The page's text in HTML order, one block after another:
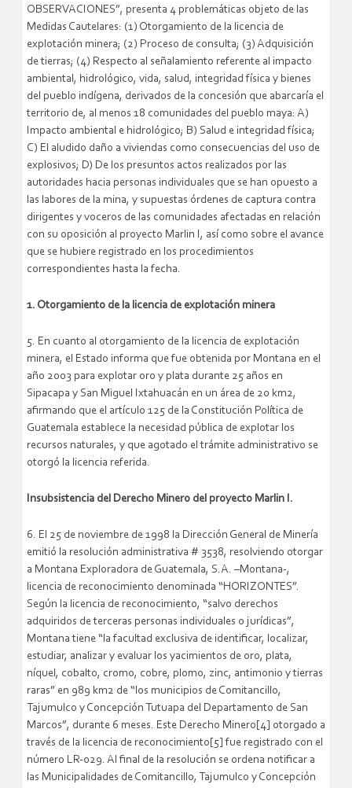
OBSERVACIONES”, presenta 4 problemáticas objeto de las
Medidas Cautelares: (1) Otorgamiento de la licencia de
explotación minera; (2) Proceso de consulta; (3) Adquisición
de tierras; (4) Respecto al señalamiento referente al impacto
ambiental, hidrológico, vida, salud, integridad física y bienes
del pueblo indígena, derivados de la concesión que abarcaría el
territorio de, al menos 18 comunidades del pueblo maya: A)
Impacto ambiental e hidrológico; B) Salud e integridad física;
C) El aludido daño a viviendas como consecuencias del uso de
explosivos; D) De los presuntos actos realizados por las
autoridades hacia personas individuales que se han opuesto a
las labores de la mina, y supuestas órdenes de captura contra
dirigentes y voceros de las comunidades afectadas en relación
con su oposición al proyecto Marlin I, así como sobre el avance
que se hubiere registrado en los procedimientos
correspondientes hasta la fecha.
1. Otorgamiento de la licencia de explotación minera
5. En cuanto al otorgamiento de la licencia de explotación
minera, el Estado informa que fue obtenida por Montana en el
año 2003 para explotar oro y plata durante 25 años en
Sipacapa y San Miguel Ixtahuacán en un área de 20 km2,
afirmando que el artículo 125 de la Constitución Política de
Guatemala establece la necesidad pública de explotar los
recursos naturales, y que agotado el trámite administrativo se
otorgó la licencia referida.
Insubsistencia del Derecho Minero del proyecto Marlin I.
6. El 25 de noviembre de 1998 la Dirección General de Minería
emitió la resolución administrativa # 3538, resolviendo otorgar
a Montana Exploradora de Guatemala, S.A. –Montana-,
licencia de reconocimiento denominada “HORIZONTES”.
Según la licencia de reconocimiento, “salvo derechos
adquiridos de terceras personas individuales o jurídicas”,
Montana tiene “la facultad exclusiva de identificar, localizar,
estudiar, analizar y evaluar los yacimientos de oro, plata,
níquel, cobalto, cromo, cobre, plomo, zinc, antimonio y tierras
raras” en 989 km2 de “los municipios de Comitancillo,
Tajumulco y Concepción Tutuapa del Departamento de San
Marcos”, durante 6 meses. Este Derecho Minero[4] otorgado a
través de la licencia de reconocimiento[5] fue registrado con el
número LR-029. Al final de la resolución se ordena notificar a
las Municipalidades de Comitancillo, Tajumulco y Concepción